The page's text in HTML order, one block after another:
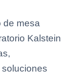
de mesa
Kalstein